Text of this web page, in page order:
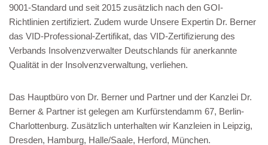
9001-Standard und seit 2015 zusätzlich nach den GOI-
Richtlinien zertifiziert. Zudem wurde Unsere Expertin Dr. Berner
das VID-Professional-Zertifikat, das VID-Zertifizierung des
Verbands Insolvenzverwalter Deutschlands für anerkannte
Qualität in der Insolvenzverwaltung, verliehen.
Das Hauptbüro von Dr. Berner und Partner und der Kanzlei Dr.
Berner & Partner ist gelegen am Kurfürstendamm 67, Berlin-
Charlottenburg. Zusätzlich unterhalten wir Kanzleien in Leipzig,
Dresden, Hamburg, Halle/Saale, Herford, München.